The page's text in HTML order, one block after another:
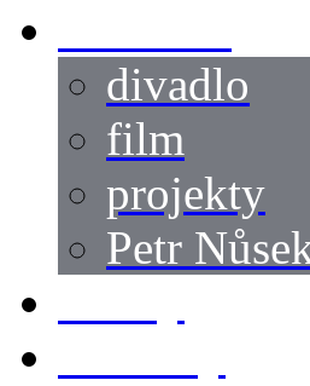
divadlo
film
projekty
Petr